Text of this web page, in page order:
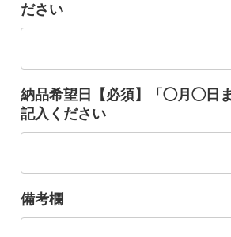
ださい
納品希望日【必須】「◯月◯日
記入ください
備考欄